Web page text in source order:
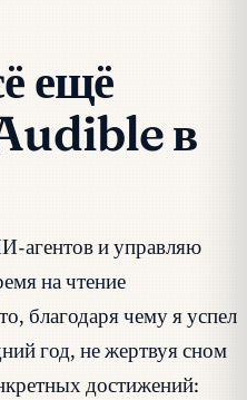
ещё
в
агентов и управляю
на чтение
благодаря чему я успел
год, не жертвуя сном
достижений: